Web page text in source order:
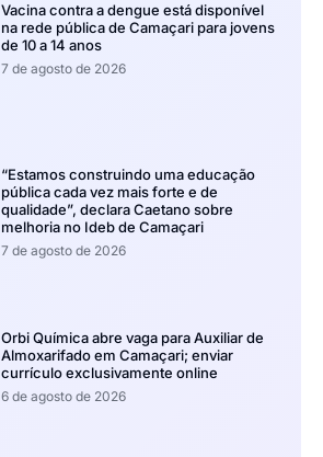
Vacina contra a dengue está disponível
na rede pública de Camaçari para jovens
de 10 a 14 anos
7 de agosto de 2026
“Estamos construindo uma educação
pública cada vez mais forte e de
qualidade”, declara Caetano sobre
melhoria no Ideb de Camaçari
7 de agosto de 2026
Orbi Química abre vaga para Auxiliar de
Almoxarifado em Camaçari; enviar
currículo exclusivamente online
6 de agosto de 2026